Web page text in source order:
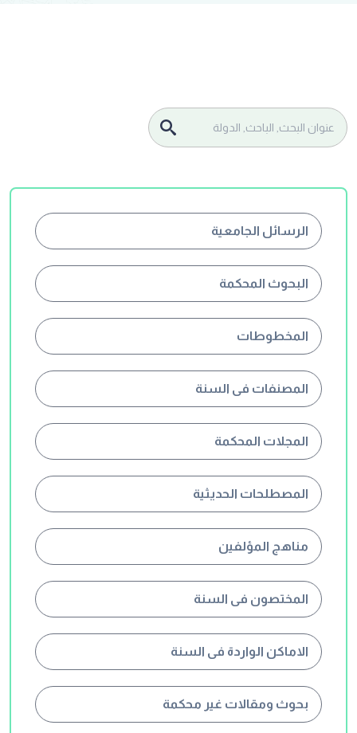
الرسائل الجامعية
البحوث المحكمة
المخطوطات
المصنفات فى السنة
المجلات المحكمة
المصطلحات الحديثية
مناهج المؤلفين
المختصون فى السنة
الاماكن الواردة فى السنة
بحوث ومقالات غير محكمة